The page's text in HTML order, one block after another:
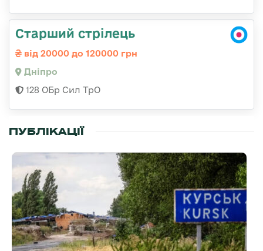
Старший стрілець
від 20000 до 120000 грн
Дніпро
128 ОБр Сил ТрО
ПУБЛІКАЦІЇ